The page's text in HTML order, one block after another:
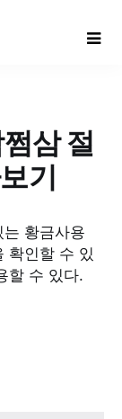
삼 절
기
황금사용
확인할 수 있
할 수 있다.